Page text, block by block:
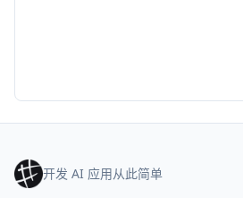
开发 AI 应用从此简单